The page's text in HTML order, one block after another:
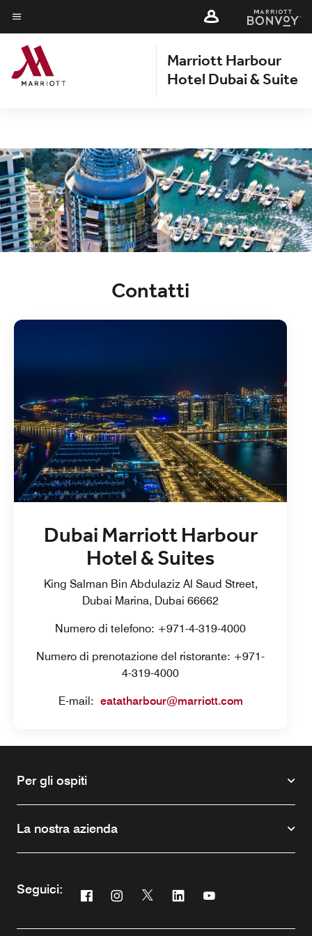
content
Skip
to
main
content
Testo del menu
Marriott Harbour
Hotel Dubai & Suite
Contatti
Dubai Marriott Harbour
Hotel & Suites
King Salman Bin Abdulaziz Al Saud Street,
Dubai Marina, Dubai 66662
Numero di telefono: +971-4-319-4000
Numero di prenotazione del ristorante: +971-
4-319-4000
E-mail: eatatharbour@marriott.com
Per gli ospiti
La nostra azienda
Seguici: Facebook
Opens a new window
Instagram
Opens a new window
Twitter
Opens a new window
Linkedin
Opens a new window
Opens a new